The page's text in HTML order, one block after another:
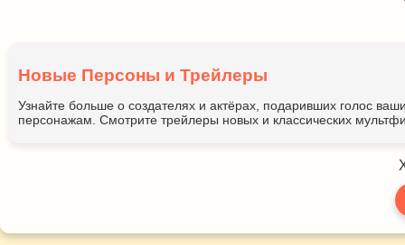
Новые Персоны и Трейлеры
Узнайте больше о создателях и актёрах, подаривших голос
персонажам. Смотрите трейлеры новых и классических